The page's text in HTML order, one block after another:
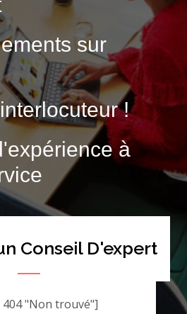
sur
!
à
Conseil D'expert
"Non trouvé"]